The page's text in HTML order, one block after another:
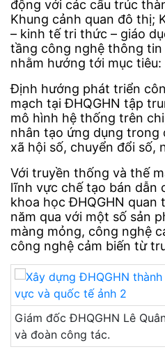
động với các cấu trúc
Khung cảnh quan đô thị;
– kinh tế tri thức – giáo
tầng công nghệ thông
nhằm hướng tới mục tiêu:
Định hướng phát triển
mạch tại ĐHQGHN tập
mô hình hệ thống trên
nhân tạo ứng dụng trong
xã hội số, chuyển đổi số,
Với truyền thống và thế
lĩnh vực chế tạo bán dẫn
khoa học ĐHQGHN quan
năm qua với một số sản
màng mỏng, công nghệ
công nghệ cảm biến từ
Giám đốc ĐHQGHN Lê
và đoàn công tác.